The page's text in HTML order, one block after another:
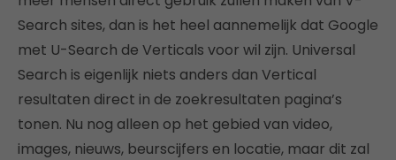
Search sites, dan is het heel aannemelijk dat Google
met U-Search de Verticals voor wil zijn. Universal
Search is eigenlijk niets anders dan Vertical
resultaten direct in de zoekresultaten pagina’s
tonen. Nu nog alleen op het gebied van video,
images, nieuws, beurscijfers en locatie, maar dit zal